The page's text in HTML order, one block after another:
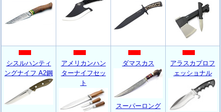
シスルハンティ
ングナイフ A2鋼
アメリカンハン
ターナイフセッ
ト
ダマスカス
スーパーロング
アラスカプロフ
ェッショナル